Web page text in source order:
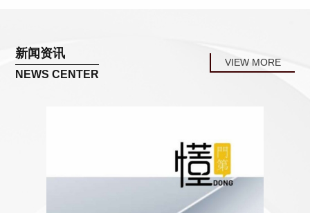
新闻资讯
NEWS CENTER
VIEW MORE